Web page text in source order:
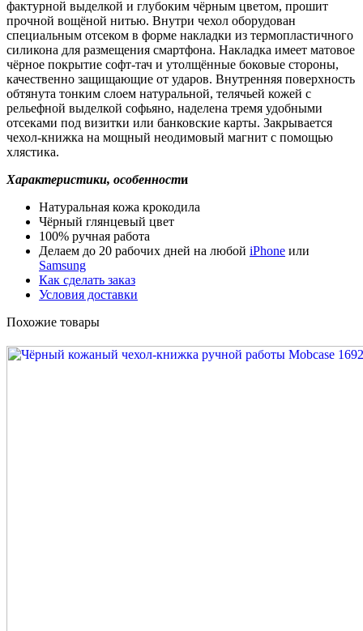
фактурной выделкой и глубоким чёрным цветом, прошит
прочной вощёной нитью. Внутри чехол оборудован
специальным отсеком в форме накладки из термопластичного
силикона для размещения смартфона. Накладка имеет матовое
чёрное покрытие софт-тач и утолщённые боковые стороны,
качественно защищающие от ударов. Внутренняя поверхность
обтянута тонким слоем натуральной, телячьей кожей с
рельефной выделкой софьяно, наделена тремя удобными
отсеками под визитки или банковские карты. Закрывается
чехол-книжка на мощный неодимовый магнит с помощью
хлястика.
Характеристики, особенности
Натуральная кожа крокодила
Чёрный глянцевый цвет
100% ручная работа
Делаем до 20 рабочих дней на любой iPhone или
Samsung
Как сделать заказ
Условия доставки
Похожие товары